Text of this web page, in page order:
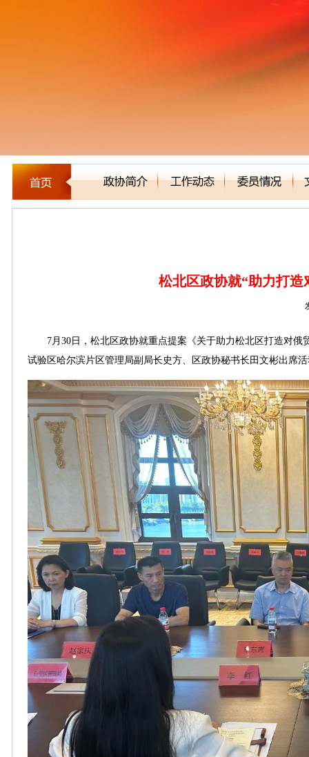
松北区政协就“助力打
7月30日，松北区政协就重点提案《关于助力松北区打造对俄
试验区哈尔滨片区管理局副局长史方、区政协秘书长田文彬出席